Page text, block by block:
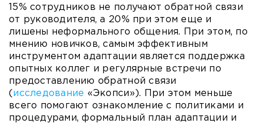
15% сотрудников не получают обратной связи
от руководителя, а 20% при этом еще и
лишены неформального общения. При этом, по
мнению новичков, самым эффективным
инструментом адаптации является поддержка
опытных коллег и регулярные встречи по
предоставлению обратной связи
( исследование «Экопси»). При этом меньше
всего помогают ознакомление с политиками и
процедурами, формальный план адаптации и